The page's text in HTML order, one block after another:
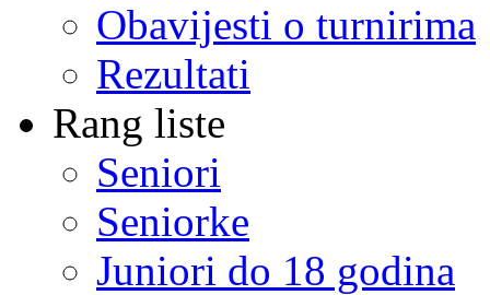
Obavijesti o turnirima
Rezultati
Rang liste
Seniori
Seniorke
Juniori do 18 godina